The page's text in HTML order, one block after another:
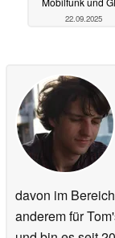
Riesendisplay
22.09.2025